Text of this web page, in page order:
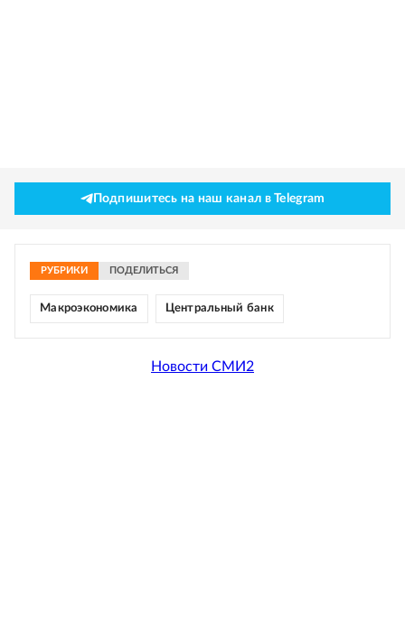
Подпишитесь на наш канал в Telegram
РУБРИКИ ПОДЕЛИТЬСЯ
Макроэкономика Центральный банк
Новости СМИ2